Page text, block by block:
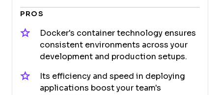
PROS
Docker's container technology ensures
consistent environments across your
development and production setups.
Its efficiency and speed in deploying
applications boost your team's